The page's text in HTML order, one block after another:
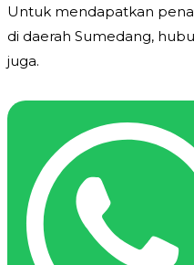
Untuk mendapatkan
di daerah Sumedang,
juga.